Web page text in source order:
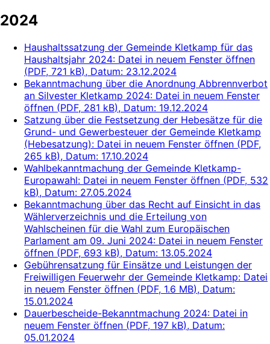
2024
Haushaltssatzung der Gemeinde Kletkamp für das
Haushaltsjahr 2024: Datei in neuem Fenster öffnen
(PDF, 721 kB), Datum: 23.12.2024
Bekanntmachung über die Anordnung Abbrennverbot
an Silvester Kletkamp 2024: Datei in neuem Fenster
öffnen (PDF, 281 kB), Datum: 19.12.2024
Satzung über die Festsetzung der Hebesätze für die
Grund- und Gewerbesteuer der Gemeinde Kletkamp
(Hebesatzung): Datei in neuem Fenster öffnen (PDF,
265 kB), Datum: 17.10.2024
Wahlbekanntmachung der Gemeinde Kletkamp-
Europawahl: Datei in neuem Fenster öffnen (PDF, 532
kB), Datum: 27.05.2024
Bekanntmachung über das Recht auf Einsicht in das
Wählerverzeichnis und die Erteilung von
Wahlscheinen für die Wahl zum Europäischen
Parlament am 09. Juni 2024: Datei in neuem Fenster
öffnen (PDF, 693 kB), Datum: 13.05.2024
Gebührensatzung für Einsätze und Leistungen der
Freiwilligen Feuerwehr der Gemeinde Kletkamp: Datei
in neuem Fenster öffnen (PDF, 1.6 MB), Datum:
15.01.2024
Dauerbescheide-Bekanntmachung 2024: Datei in
neuem Fenster öffnen (PDF, 197 kB), Datum:
05.01.2024